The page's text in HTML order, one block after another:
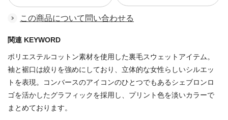
この商品について問い合わせる
関連 KEYWORD
ポリエステルコットン素材を使用した裏毛スウェットアイテム。
袖と裾口は絞りを強めにしており、立体的な女性らしいシルエッ
トを表現。コンバースのアイコンのひとつでもあるシェブロンロ
ゴを活かしたグラフィックを採用し、プリント色を淡いカラーで
まとめております。